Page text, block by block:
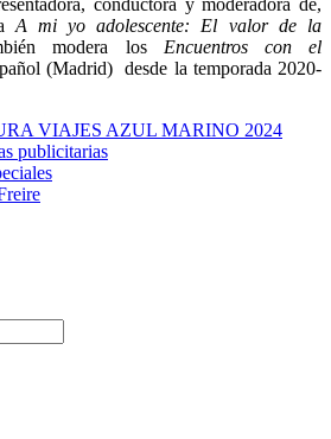
conductora y moderadora de,
A mi yo adolescente: El valor de la
modera los Encuentros con el
(Madrid) desde la temporada 2020-
VIAJES AZUL MARINO 2024
publicitarias